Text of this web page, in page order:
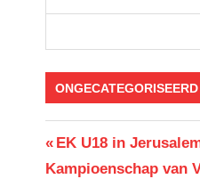
ONGECATEGORISEERD
Previous
Post:
EK U18 in
Next
Kampioenschap van